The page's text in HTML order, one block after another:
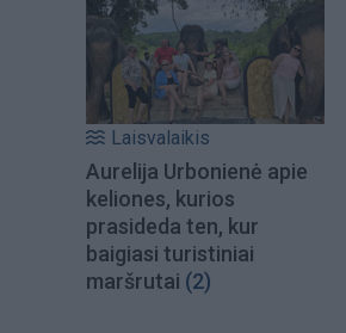
Laisvalaikis
Aurelija Urbonienė apie
keliones, kurios
prasideda ten, kur
baigiasi turistiniai
maršrutai (2)